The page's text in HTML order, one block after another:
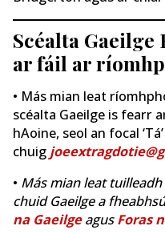
Scéalta Gaeilge
ar fáil ar
• Más mian leat
scéalta Gaeilge is fearr
hAoine, seol an focal ‘Tá’
chuig
• Más mian leat
chuid Gaeilge a
na GaeilgeagusForas